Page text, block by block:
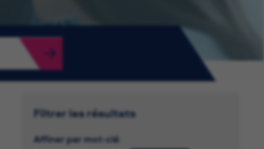
Filtrer les résultats
Affiner par mot-clé